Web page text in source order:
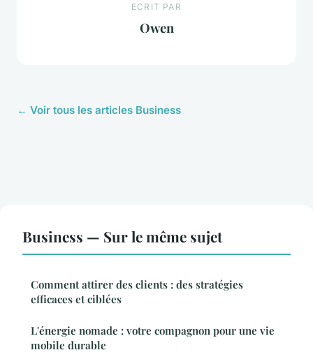
ECRIT PAR
Owen
← Voir tous les articles Business
Business — Sur le même sujet
Comment attirer des clients : des stratégies
efficaces et ciblées
L'énergie nomade : votre compagnon pour une vie
mobile durable